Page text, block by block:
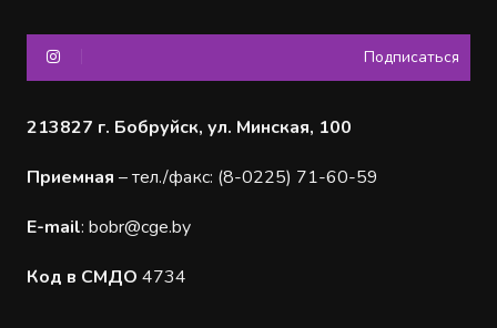
Подписаться
213827 г. Бобруйск, ул. Минская, 100
Приемная – тел./факс: (8-0225) 71-60-59
Е-mail: bobr@cge.by
Код в СМДО 4734